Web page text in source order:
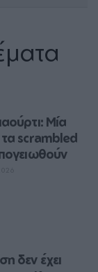
Μία
τα scrambled
δεν έχει